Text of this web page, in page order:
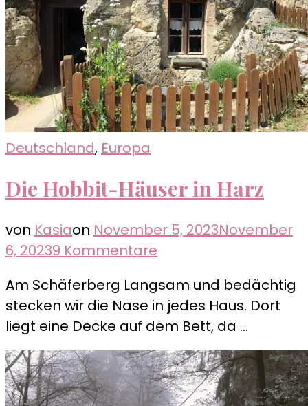
Deutschland, Europa
Die Hobbit-Häuser in Harz
von Kasiaon November 5, 2023November
6, 20239 Kommentare
Hobbit-
Häuser
in
Harz
Am Schäferberg Langsam und bedächtig
stecken wir die Nase in jedes Haus. Dort
liegt eine Decke auf dem Bett, da …